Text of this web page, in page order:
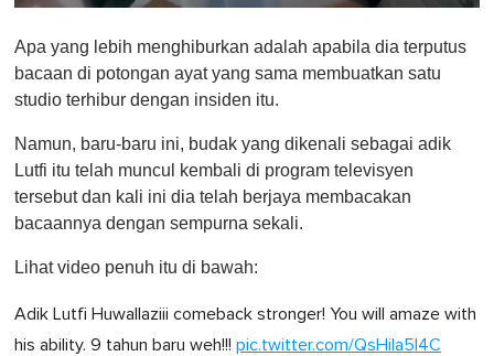
f
1
i
u
e
,
Apa yang lebih menghiburkan adalah apabila dia terputus
bacaan di potongan ayat yang sama membuatkan satu
studio terhibur dengan insiden itu.
Namun, baru-baru ini, budak yang dikenali sebagai adik
Lutfi itu telah muncul kembali di program televisyen
tersebut dan kali ini dia telah berjaya membacakan
bacaannya dengan sempurna sekali.
Lihat video penuh itu di bawah:
Adik Lutfi Huwallaziii comeback stronger! You will amaze with
his ability. 9 tahun baru weh!!! pic.twitter.com/QsHila5I4C